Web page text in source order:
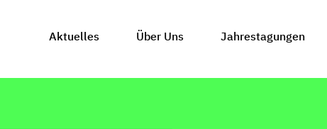
Aktuelles Über Uns Jahrestagungen